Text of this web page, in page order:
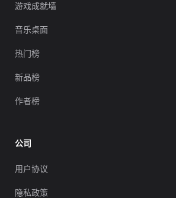
游戏成就墙
音乐桌面
热门榜
新品榜
作者榜
公司
用户协议
隐私政策